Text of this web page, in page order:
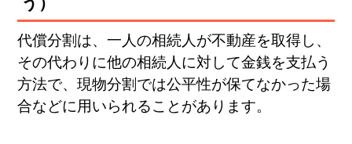
代償分割は、一人の相続人が不動産を取得し、
その代わりに他の相続人に対して金銭を支払う
方法で、現物分割では公平性が保てなかった場
合などに用いられることがあります。